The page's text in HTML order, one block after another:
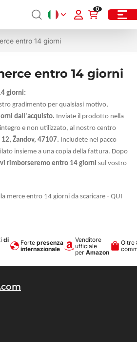
0
entro 14 giorni
entro 14 giorni
giorni:
gradimento per qualsiasi motivo,
dall'acquisto. Inviate il prodotto nella
e non utilizzato, al nostro centro
12, Žandov, 47107. Includete nel pacco
insieme a una copia della fattura. Dopo
vi rimborseremo entro 14 giorni sul vostro
merce entro 14 giorni da scaricare - QUI
di
Forte presenza
internazionale
Venditore
ufficiale
per Amazon
Oltre